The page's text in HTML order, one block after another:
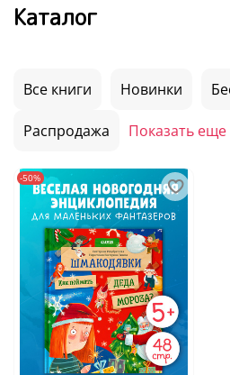
Каталог
Все книги Новинки
Распродажа Показать еще
-50%